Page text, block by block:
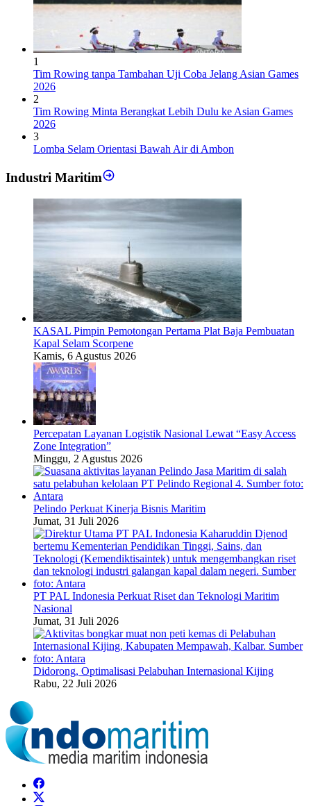
1
Tim Rowing tanpa Tambahan Uji Coba Jelang Asian Games
2026
2
Tim Rowing Minta Berangkat Lebih Dulu ke Asian Games
2026
3
Lomba Selam Orientasi Bawah Air di Ambon
Industri Maritim
KASAL Pimpin Pemotongan Pertama Plat Baja Pembuatan
Kapal Selam Scorpene
Kamis, 6 Agustus 2026
Percepatan Layanan Logistik Nasional Lewat “Easy Access
Zone Integration”
Minggu, 2 Agustus 2026
Pelindo Perkuat Kinerja Bisnis Maritim
Jumat, 31 Juli 2026
PT PAL Indonesia Perkuat Riset dan Teknologi Maritim
Nasional
Jumat, 31 Juli 2026
Didorong, Optimalisasi Pelabuhan Internasional Kijing
Rabu, 22 Juli 2026